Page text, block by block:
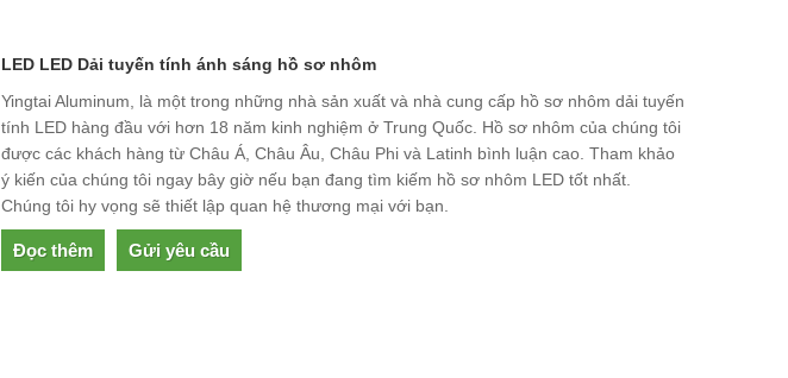
LED LED Dải tuyến tính ánh sáng hồ sơ nhôm
Yingtai Aluminum, là một trong những nhà sản xuất và nhà cung cấp hồ sơ nhôm dải tuyến
tính LED hàng đầu với hơn 18 năm kinh nghiệm ở Trung Quốc. Hồ sơ nhôm của chúng tôi
được các khách hàng từ Châu Á, Châu Âu, Châu Phi và Latinh bình luận cao. Tham khảo
ý kiến ​​của chúng tôi ngay bây giờ nếu bạn đang tìm kiếm hồ sơ nhôm LED tốt nhất.
Chúng tôi hy vọng sẽ thiết lập quan hệ thương mại với bạn.
Đọc thêm Gửi yêu cầu